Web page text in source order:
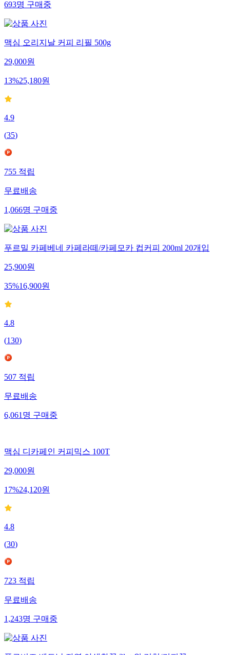
693명구매중
맥심 오리지날 커피 리필 500g
29,000원
13%25,180원
4.9
(35)
755적립
무료배송
1,066명구매중
푸르밀 카페베네 카페라떼/카페모카 컵커피 200ml 20개입
25,900원
35%16,900원
4.8
(130)
507적립
무료배송
6,061명구매중
맥심 디카페인 커피믹스 100T
29,000원
17%24,120원
4.8
(30)
723적립
무료배송
1,243명구매중